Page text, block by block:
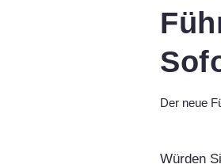
Der neue
Würden